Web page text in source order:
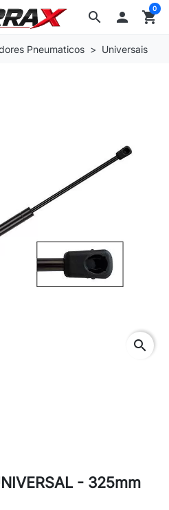
search  shopping_cart
0
Pneumaticos Universais
search
- 325mm